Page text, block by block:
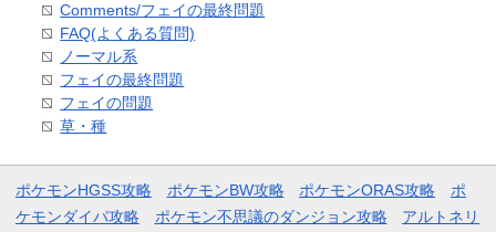
Comments/フェイの最終問題
FAQ(よくある質問)
ノーマル系
フェイの最終問題
フェイの問題
草・種
ポケモンHGSS攻略 ポケモンBW攻略 ポケモンORAS攻略
ポ
ケモンダイパ攻略
ポケモン不思議のダンジョン攻略 アルトネリ